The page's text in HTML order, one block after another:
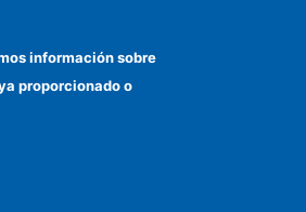
Cómo llegar
información sobre
proporcionado o